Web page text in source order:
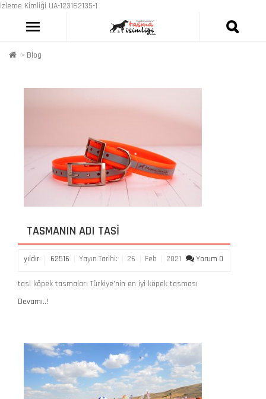
İzleme Kimliği UA-123162135-1
Blog
TASMANIN ADI TASI
yıldır 62516 Yayın Tarihi: 26 Feb 2021 Yorum 0
tasi köpek tasmaları Türkiye'nin en iyi köpek tasması
Devamı..!